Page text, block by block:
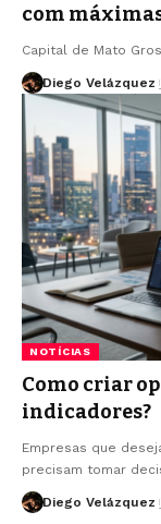
com
Capital de Mato
Diego Velázquez
NOTÍCIAS
Como criar
indicadores?
Empresas que
precisam tomar
Diego Velázquez